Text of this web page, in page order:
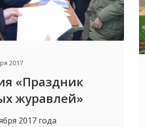
2017
«Праздник
журавлей»
2017 года